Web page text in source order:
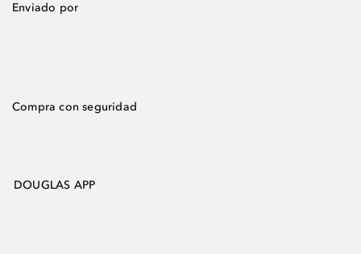
Enviado por
Compra con seguridad
DOUGLAS APP